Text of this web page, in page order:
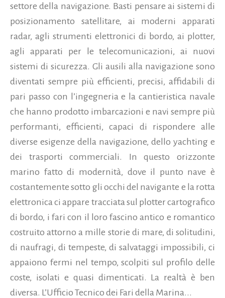
settore della navigazione. Basti pensare ai sistemi di
posizionamento satellitare, ai moderni apparati
radar, agli strumenti elettronici di bordo, ai plotter,
agli apparati per le telecomunicazioni, ai nuovi
sistemi di sicurezza. Gli ausili alla navigazione sono
diventati sempre più efficienti, precisi, affidabili di
pari passo con l’ingegneria e la cantieristica navale
che hanno prodotto imbarcazioni e navi sempre più
performanti, efficienti, capaci di rispondere alle
diverse esigenze della navigazione, dello yachting e
dei trasporti commerciali. In questo orizzonte
marino fatto di modernità, dove il punto nave è
costantemente sotto gli occhi del navigante e la rotta
elettronica ci appare tracciata sul plotter cartografico
di bordo, i fari con il loro fascino antico e romantico
costruito attorno a mille storie di mare, di solitudini,
di naufragi, di tempeste, di salvataggi impossibili, ci
appaiono fermi nel tempo, scolpiti sul profilo delle
coste, isolati e quasi dimenticati. La realtà è ben
diversa. L’Ufficio Tecnico dei Fari della Marina...